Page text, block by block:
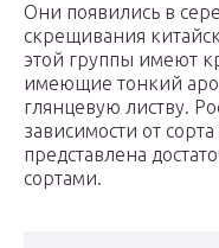
Они появились в
скрещивания
этой группы имеют
имеющие тонкий
глянцевую листву.
зависимости от
представлена
сортами.